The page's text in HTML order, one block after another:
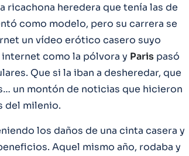
ricachona heredera que tenía las de
como modelo, pero su carrera se
un vídeo erótico casero suyo
como la pólvora y Paris pasó
Que si la iban a desheredar, que
un montón de noticias que hicieron
del milenio.
los daños de una cinta casera y
Aquel mismo año, rodaba y